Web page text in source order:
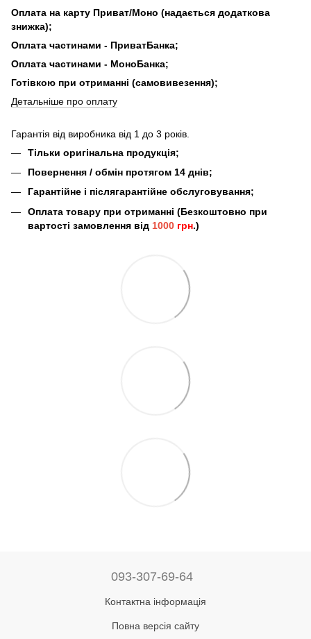
Оплата на карту Приват/Моно (надається додаткова
знижка);
Оплата частинами - ПриватБанка;
Оплата частинами - МоноБанка;
Готівкою при отриманні (самовивезення);
Детальніше про оплату
Гарантія від виробника від 1 до 3 років.
Тільки оригінальна продукція;
Повернення / обмін протягом 14 днів;
Гарантійне і післягарантійне обслуговування;
Оплата товару при отриманні (Безкоштовно при
вартості замовлення від 1000 грн.)
093-307-69-64
Контактна інформація
Повна версія сайту